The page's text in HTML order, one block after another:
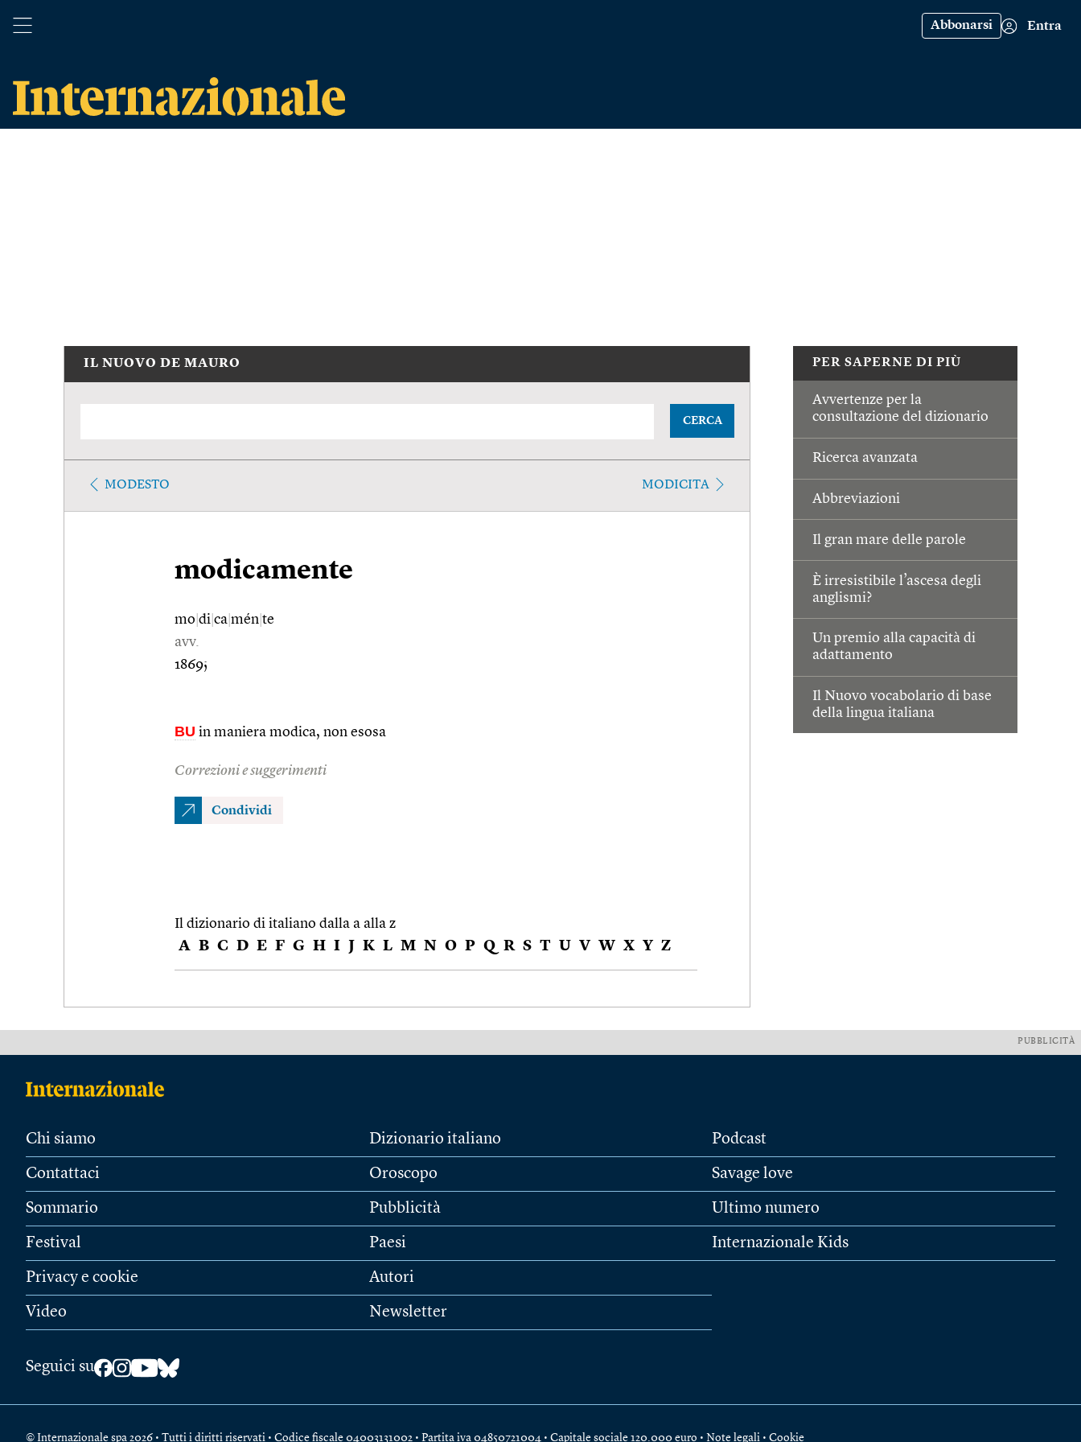
Abbonarsi Entra
PER SAPERNE DI PIÙ
Avvertenze per la
consultazione del dizionario
Ricerca avanzata
Abbreviazioni
Il gran mare delle parole
È irresistibile l’ascesa degli
anglismi?
Un premio alla capacità di
adattamento
Il Nuovo vocabolario di base
della lingua italiana
IL NUOVO DE MAURO
CERCA
MODESTO MODICITA
modicamente
mo di ca mén te
avv.
1869;
BU in maniera modica, non esosa
Correzioni e suggerimenti
Condividi
Il dizionario di italiano dalla a alla z
A B C D E F G H I J K L M N O P Q R S T U V W X Y Z
PUBBLICITÀ
Chi siamo
Contattaci
Sommario
Festival
Privacy e cookie
Video
Dizionario italiano
Oroscopo
Pubblicità
Paesi
Autori
Newsletter
Podcast
Savage love
Ultimo numero
Internazionale Kids
Seguici su
© Internazionale spa 2026 • Tutti i diritti riservati • Codice fiscale 04003131002 • Partita iva 04850721004 • Capitale sociale 120.000 euro • Note legali • Cookie